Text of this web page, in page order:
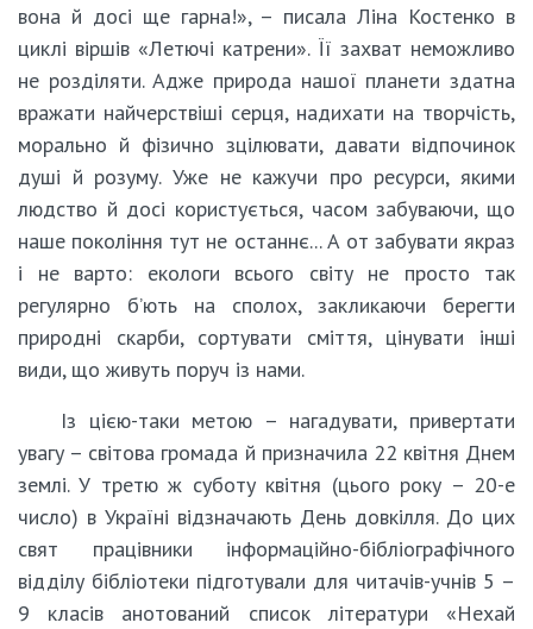
вона й досі ще гарна!», – писала Ліна Костенко в
циклі віршів «Летючі катрени». Її захват неможливо
не розділяти. Адже природа нашої планети здатна
вражати найчерствіші серця, надихати на творчість,
морально й фізично зцілювати, давати відпочинок
душі й розуму. Уже не кажучи про ресурси, якими
людство й досі користується, часом забуваючи, що
наше покоління тут не останнє... А от забувати якраз
і не варто: екологи всього світу не просто так
регулярно б’ють на сполох, закликаючи берегти
природні скарби, сортувати сміття, цінувати інші
види, що живуть поруч із нами.
Із цією-таки метою – нагадувати, привертати
увагу – світова громада й призначила 22 квітня Днем
землі. У третю ж суботу квітня (цього року – 20-е
число) в Україні відзначають День довкілля. До цих
свят працівники інформаційно-бібліографічного
відділу бібліотеки підготували для читачів-учнів 5 –
9 класів анотований список літератури «Нехай